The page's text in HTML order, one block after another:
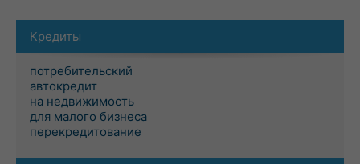
Кредиты
потребительский
автокредит
на недвижимость
для малого бизнеса
перекредитование